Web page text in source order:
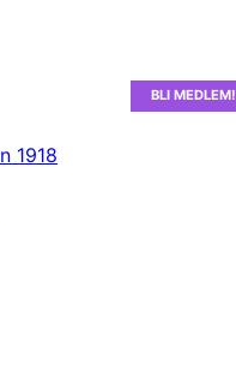
1918
BLI MEDLEM!